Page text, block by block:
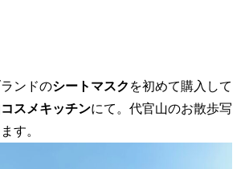
ンドのシートマスク を初めて購入して
スメキッチンにて。代官山のお散歩写
す。